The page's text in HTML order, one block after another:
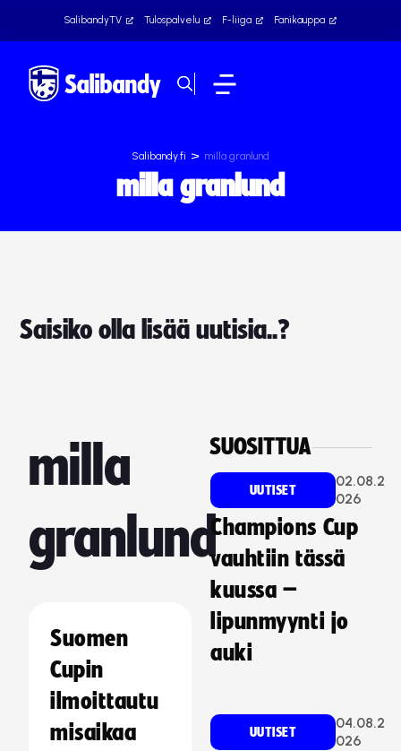
SalibandyTV Tulospalvelu F-liiga Fanikauppa
Salibandy.fi > milla granlund
milla granlund
Saisiko olla lisää uutisia..?
milla
granlund
Suomen
Cupin
ilmoittautu
misaikaa
SUOSITTUA
UUTISET
02.08.2
026
Champions Cup
vauhtiin tässä
kuussa –
lipunmyynti jo
auki
UUTISET
04.08.2
026